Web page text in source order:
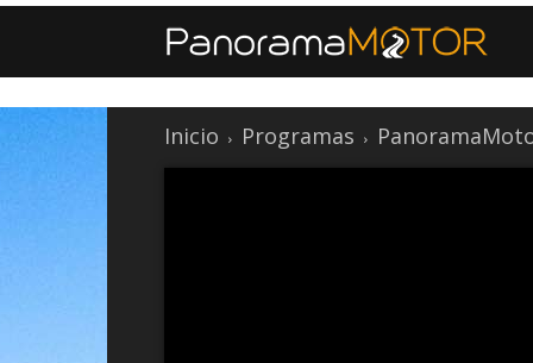
Inicio Programas